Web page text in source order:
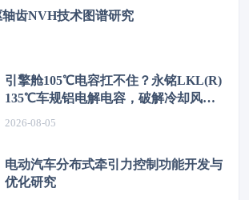
齿NVH技术图谱研究
引擎舱105℃电容扛不住？永铭LKL(R)
135℃车规铝电解电容，破解冷却风扇
2026-08-05
电动汽车分布式牵引力控制功能开发与
优化研究